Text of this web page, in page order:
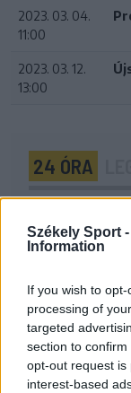
Székely Sport -
Information
If you wish to
processing of
targeted
section to
opt-out request is
interest-based
2023. 03. 04.
11:00
2023. 03. 12.
13:00
24 ÓRA
Egyetlen
Ligában
15:07
A Gyergyói
13:45
Súlyos
OSK